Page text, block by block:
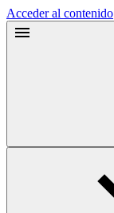
Acceder al contenido